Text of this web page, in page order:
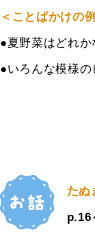
＜ことばかけの
●夏野菜はどれか
●いろんな模様の
たぬ
p.16